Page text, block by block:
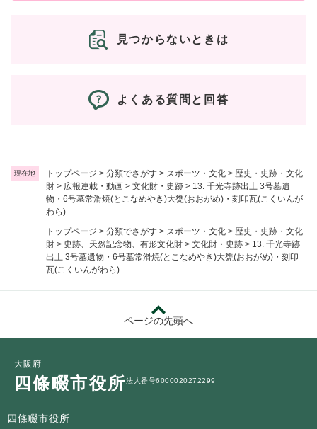
現在地 トップページ > 分類でさがす > スポーツ・文化 > 歴史・史跡・文化
財 > 広報連載・動画 > 文化財・史跡 > 13. 千光寺跡出土 3号墓遺
物・6号墓常滑焼(とこなめやき)大甕(おおがめ)・刻印瓦(こくいんが
わら)
トップページ > 分類でさがす > スポーツ・文化 > 歴史・史跡・文化
財 > 史跡、天然記念物、有形文化財 > 文化財・史跡 > 13. 千光寺跡
出土 3号墓遺物・6号墓常滑焼(とこなめやき)大甕(おおがめ)・刻印
瓦(こくいんがわら)
見つからないときは
よくある質問と回答
ページの先頭へ
大阪府
四條畷市役所法人番号6000020272299
四條畷市役所